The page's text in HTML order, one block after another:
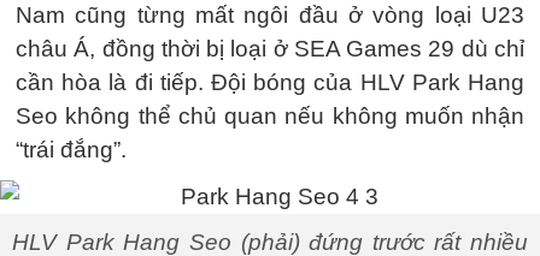
Nam cũng từng mất ngôi đầu ở vòng loại U23
châu Á, đồng thời bị loại ở SEA Games 29 dù chỉ
cần hòa là đi tiếp. Đội bóng của HLV Park Hang
Seo không thể chủ quan nếu không muốn nhận
“trái đắng”.
HLV Park Hang Seo (phải) đứng trước rất nhiều